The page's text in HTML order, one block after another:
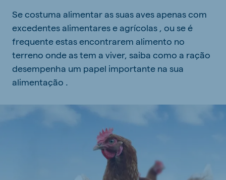
Se costuma alimentar as suas aves apenas com
excedentes alimentares e agrícolas , ou se é
frequente estas encontrarem alimento no
terreno onde as tem a viver, saiba como a ração
desempenha um papel importante na sua
alimentação .